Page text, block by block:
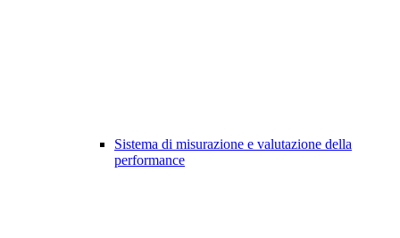
Sistema di misurazione e valutazione della
performance